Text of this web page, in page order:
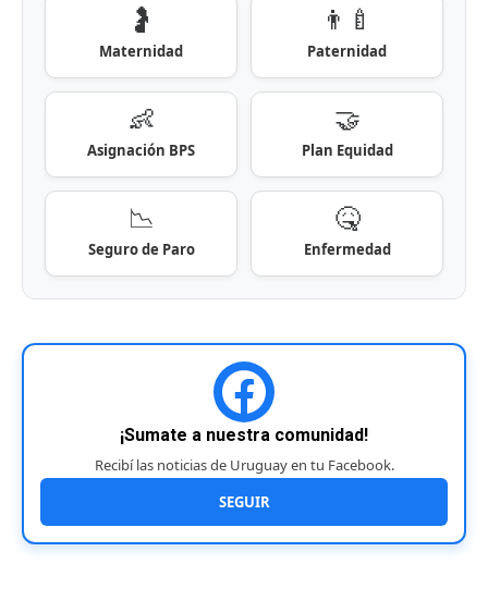
🤰
Maternidad
👨‍🍼
Paternidad
👶
Asignación BPS
🤝
Plan Equidad
📉
Seguro de Paro
🤒
Enfermedad
¡Sumate a nuestra comunidad!
Recibí las noticias de Uruguay en tu Facebook.
SEGUIR